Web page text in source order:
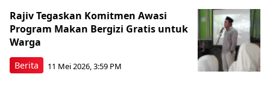
Berita
Rajiv Tegaskan Komitmen Awasi
Program Makan Bergizi Gratis untuk
Warga
11 Mei 2026, 3:59 PM